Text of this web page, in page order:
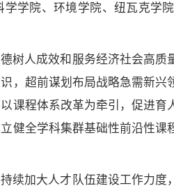
学院、环境学院、纽瓦克学
树人成效和服务经济社会高
，超前谋划布局战略急需新兴
课程体系改革为牵引，促进
健全学科集群基础性前沿性
续加大人才队伍建设工作力